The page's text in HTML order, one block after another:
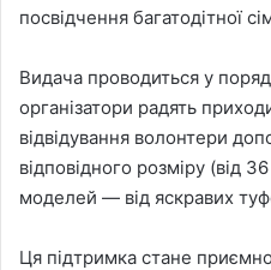
посвідчення багатодітної
Видача проводиться у
організатори радять
відвідування волонтери
відповідного розміру (від
моделей — від яскравих
Ця підтримка стане